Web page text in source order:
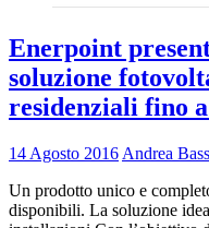
Enerpoint
soluzione
residenziali fino
14 Agosto 2016 Andrea
Un prodotto unico e
disponibili. La soluzione